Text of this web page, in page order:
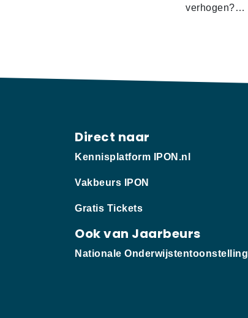
verhogen?…
Direct naar
Kennisplatform IPON.nl
Vakbeurs IPON
Gratis Tickets
Ook van Jaarbeurs
Nationale Onderwijstentoonstelling